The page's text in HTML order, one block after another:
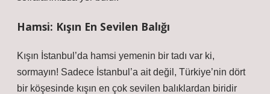
Hamsi: Kışın En Sevilen Balığı
Kışın İstanbul’da hamsi yemenin bir tadı var ki,
sormayın! Sadece İstanbul’a ait değil, Türkiye’nin dört
bir köşesinde kışın en çok sevilen balıklardan biridir